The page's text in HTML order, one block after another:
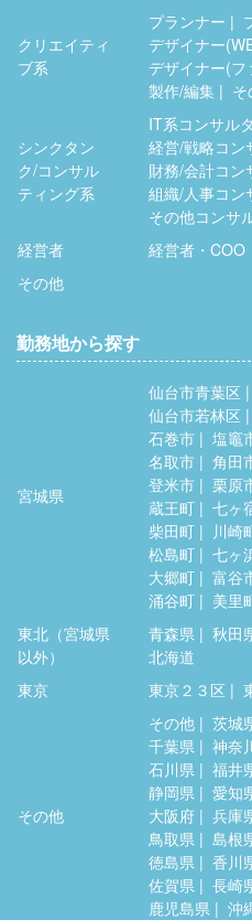
クリエイティ
ブ系
プランナー
デザイナー
デザイナー(フ
製作/編集
シンクタン
ク/コンサル
ティング系
IT系コンサル
経営/戦略コン
財務/会計コン
組織/人事コン
その他コンサ
経営者
経営者・COO
その他
勤務地から探す
宮城県
仙台市青葉区
仙台市若林区
石巻市
塩竈
名取市
角田
登米市
栗原
蔵王町
七ヶ
柴田町
川崎
松島町
七ヶ
大郷町
富谷
涌谷町
美里
東北（宮城県
以外）
青森県 秋田
北海道
東京
東京２３区
その他
その他 茨城
千葉県
神奈
石川県
福井
静岡県
愛知
大阪府
兵庫
鳥取県
島根
徳島県
香川
佐賀県
長崎
鹿児島県
沖